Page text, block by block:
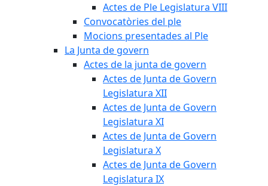
Actes de Ple Legislatura VIII
Convocatòries del ple
Mocions presentades al Ple
La Junta de govern
Actes de la junta de govern
Actes de Junta de Govern
Legislatura XII
Actes de Junta de Govern
Legislatura XI
Actes de Junta de Govern
Legislatura X
Actes de Junta de Govern
Legislatura IX